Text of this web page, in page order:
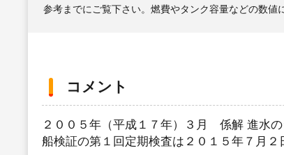
参考までにご覧下さい。燃費やタンク容量などの数値
コメント
２００５年（平成１７年）３月 係解 進水
船検証の第１回定期検査は２０１５年７月